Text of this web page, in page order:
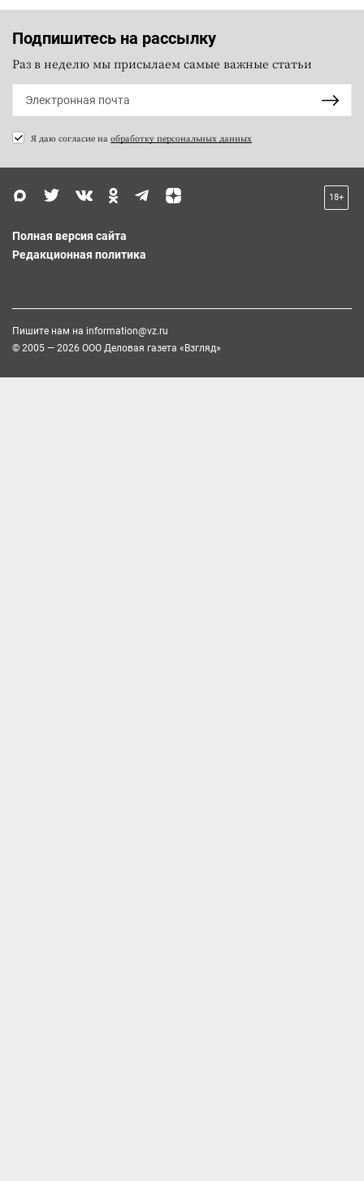
Подпишитесь на рассылку
Раз в неделю мы присылаем самые важные статьи
Я даю согласие на обработку персональных данных
18+
Полная версия сайта
Редакционная политика
Пишите нам на information@vz.ru
© 2005 — 2026 ООО Деловая газета «Взгляд»